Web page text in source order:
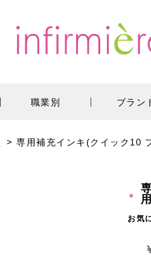
職業別 ブラン
> 専用補充インキ(クイック10
お気